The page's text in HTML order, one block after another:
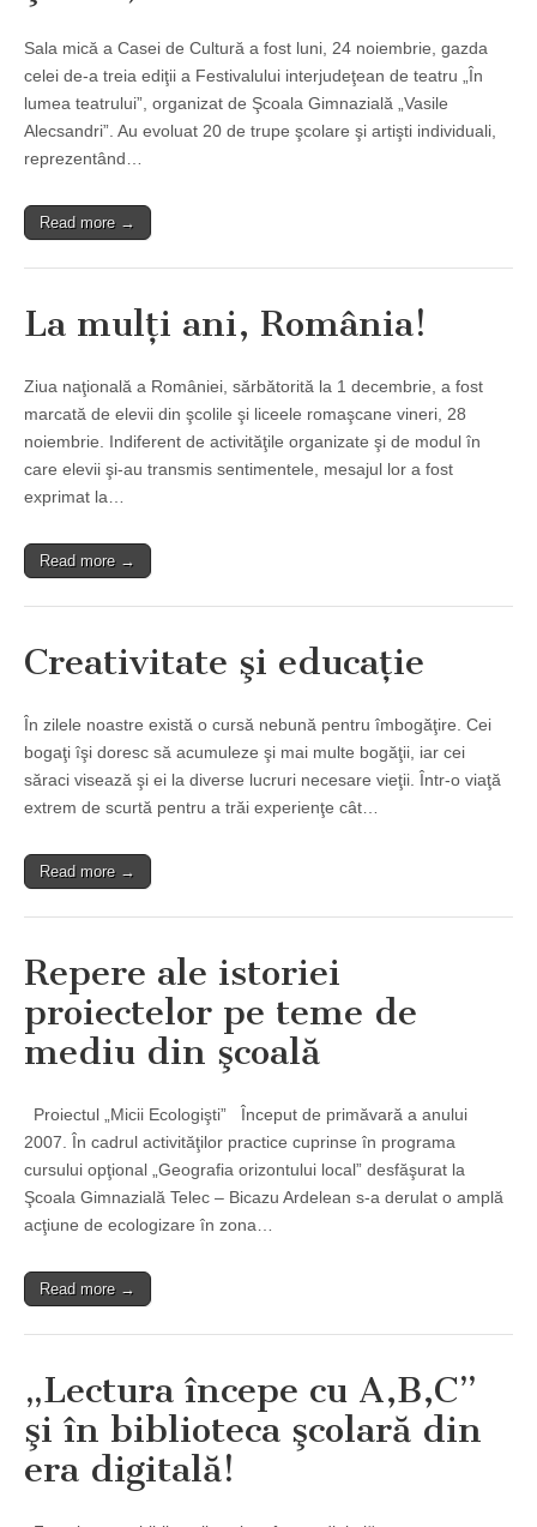
Sala mică a Casei de Cultură a fost luni, 24 noiembrie, gazda
celei de-a treia ediţii a Festivalului interjudeţean de teatru „În
lumea teatrului”, organizat de Şcoala Gimnazială „Vasile
Alecsandri”. Au evoluat 20 de trupe şcolare şi artişti individuali,
reprezentând…
Read more →
La mulţi ani, România!
Ziua naţională a României, sărbătorită la 1 decembrie, a fost
marcată de elevii din şcolile şi liceele romaşcane vineri, 28
noiembrie. Indiferent de activităţile organizate şi de modul în
care elevii şi-au transmis sentimentele, mesajul lor a fost
exprimat la…
Read more →
Creativitate şi educaţie
În zilele noastre există o cursă nebună pentru îmbogăţire. Cei
bogaţi îşi doresc să acumuleze şi mai multe bogăţii, iar cei
săraci visează şi ei la diverse lucruri necesare vieţii. Într-o viaţă
extrem de scurtă pentru a trăi experienţe cât…
Read more →
Repere ale istoriei
proiectelor pe teme de
mediu din şcoală
Proiectul „Micii Ecologişti” Început de primăvară a anului
2007. În cadrul activităţilor practice cuprinse în programa
cursului opţional „Geografia orizontului local” desfăşurat la
Şcoala Gimnazială Telec – Bicazu Ardelean s-a derulat o amplă
acţiune de ecologizare în zona…
Read more →
„Lectura începe cu A,B,C”
şi în biblioteca şcolară din
era digitală!